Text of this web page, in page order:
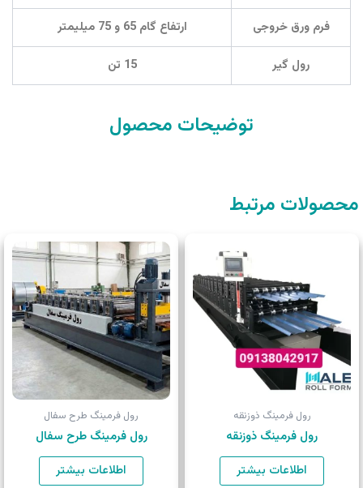
فرم ورق خروجی ارتفاع گام65 و75 میلیمتر
رول گیر تن
توضیحات محصول
مرتبط
رول فرمینگ ذوزنقه
رول فرمینگ ذوزنقه
اطلاعات بیشتر
رول فرمینگ طرح سفال
رول فرمینگ طرح سفال
اطلاعات بیشتر